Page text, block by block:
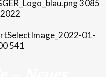
3085
01-
541